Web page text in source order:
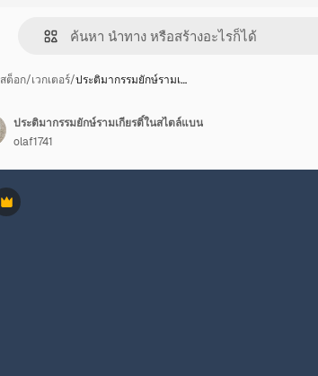
สต็อก/เวกเตอร์/ประติมากรรมยักษ์รามเ…
พรีเมี่ยม
ประติมากรรมยักษ์รามเกียรติ์ในสไตล์แบน
olaf1741